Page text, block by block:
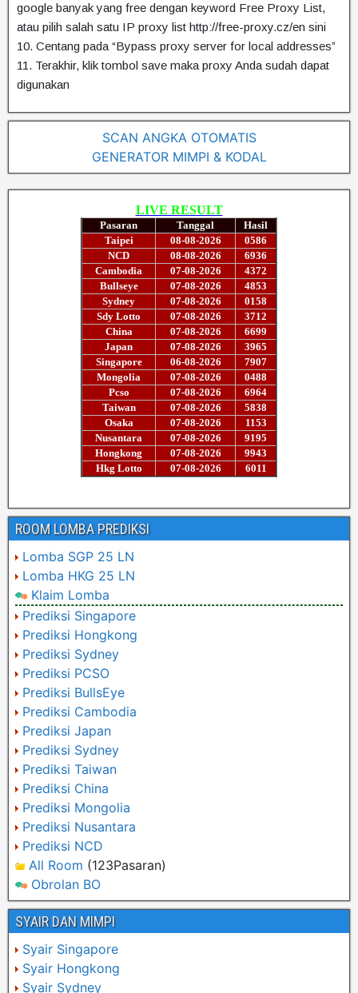
google banyak yang free dengan keyword Free Proxy List,
atau pilih salah satu IP proxy list http://free-proxy.cz/en sini
10. Centang pada “Bypass proxy server for local addresses”
11. Terakhir, klik tombol save maka proxy Anda sudah dapat
digunakan
SCAN ANGKA OTOMATIS
GENERATOR MIMPI & KODAL
ROOM LOMBA PREDIKSI
Lomba SGP 25 LN
Lomba HKG 25 LN
Klaim Lomba
Prediksi Singapore
Prediksi Hongkong
Prediksi Sydney
Prediksi PCSO
Prediksi BullsEye
Prediksi Cambodia
Prediksi Japan
Prediksi Sydney
Prediksi Taiwan
Prediksi China
Prediksi Mongolia
Prediksi Nusantara
Prediksi NCD
All Room (123Pasaran)
Obrolan BO
SYAIR DAN MIMPI
Syair Singapore
Syair Hongkong
Syair Sydney